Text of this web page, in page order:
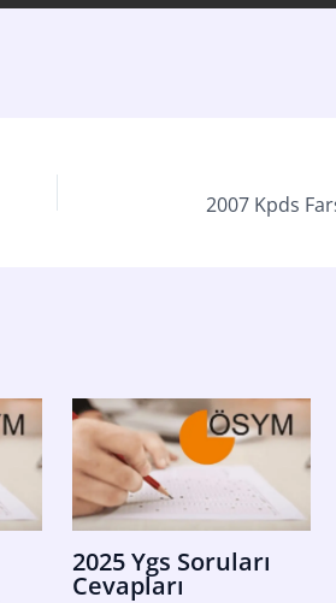
2007 Kpds
2025 Ygs Soruları
Cevapları